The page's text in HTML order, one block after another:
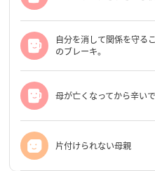
自分を消して関係を守る
のブレーキ。
母が亡くなってから辛い
片付けられない母親